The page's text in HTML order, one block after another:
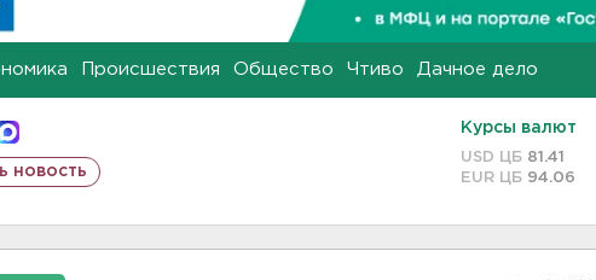
Происшествия Общество Чтиво Дачное дело
новость
Курсы валют
USD ЦБ 81.41
EUR ЦБ 94.06